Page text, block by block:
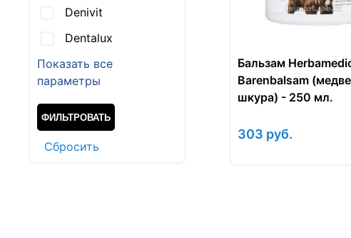
Denivit
Dentalux
Показать все
параметры
Cбросить
Бальзам
Barenbalsam
шкура) - 250 мл.
303 руб.